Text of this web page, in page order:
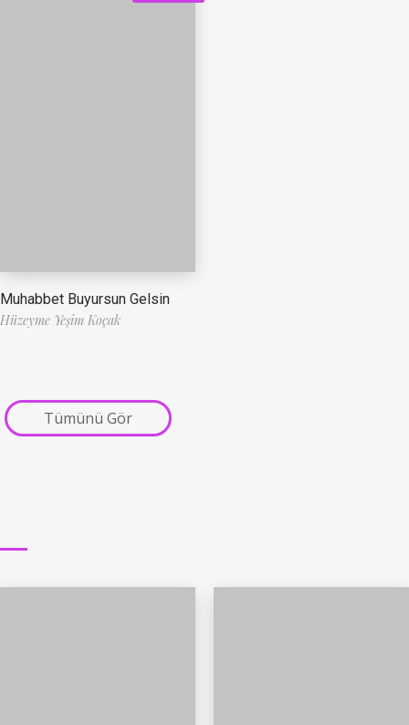
Muhabbet Buyursun Gelsin
Hüzeyme Yeşim Koçak
Tümünü Gör